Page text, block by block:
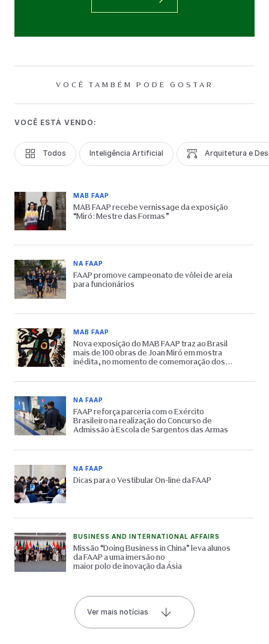
VOCÊ TAMBÉM PODE GOSTAR
VOCÊ ESTÁ VENDO:
Todos Inteligência Artificial Arquitetura e
MAB FAAP
MAB FAAP recebe vernissage da exposição
“Miró: Mestre das Formas”
NA FAAP
FAAP promove campeonato de vôlei de areia
para funcionários
MAB FAAP
Nova exposição do MAB FAAP traz ao Brasil
mais de 100 obras de Joan Miró em mostra
inédita, no momento de comemoração dos
NA FAAP
FAAP reforça parceria com o Exército
Brasileiro na realização do Concurso de
Admissão à Escola de Sargentos das Armas
NA FAAP
Dicas para o Vestibular On-line da FAAP
BUSINESS AND INTERNATIONAL AFFAIRS
Missão “Doing Business in China” leva alunos
da FAAP a uma imersão no
maior polo de inovação da Ásia
Ver mais notícias